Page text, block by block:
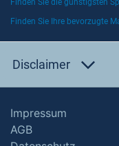
Finden Sie die günstigsten
Finden Sie Ihre bevorzugte
Disclaimer
Impressum
AGB